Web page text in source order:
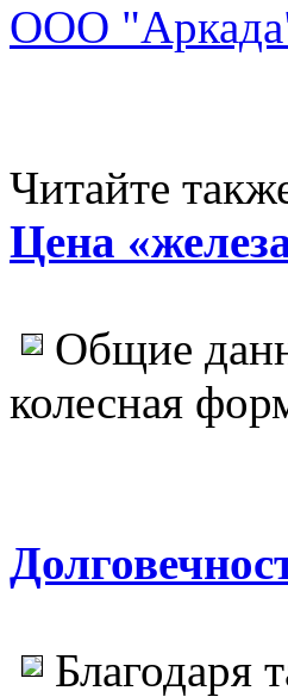
ООО
Читайте
Цена
Общие
колесная
Благодаря